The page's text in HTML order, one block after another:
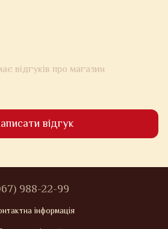
відгуків про магазин
відгук
988-22-99
інформація